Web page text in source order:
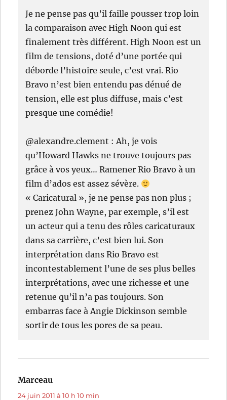
Je ne pense pas qu’il faille pousser trop loin
la comparaison avec High Noon qui est
finalement très différent. High Noon est un
film de tensions, doté d’une portée qui
déborde l’histoire seule, c’est vrai. Rio
Bravo n’est bien entendu pas dénué de
tension, elle est plus diffuse, mais c’est
presque une comédie!
@alexandre.clement : Ah, je vois
qu’Howard Hawks ne trouve toujours pas
grâce à vos yeux… Ramener Rio Bravo à un
film d’ados est assez sévère.
« Caricatural », je ne pense pas non plus ;
prenez John Wayne, par exemple, s’il est
un acteur qui a tenu des rôles caricaturaux
dans sa carrière, c’est bien lui. Son
interprétation dans Rio Bravo est
incontestablement l’une de ses plus belles
interprétations, avec une richesse et une
retenue qu’il n’a pas toujours. Son
embarras face à Angie Dickinson semble
sortir de tous les pores de sa peau.
Marceau
24 juin 2011 à 10 h 10 min